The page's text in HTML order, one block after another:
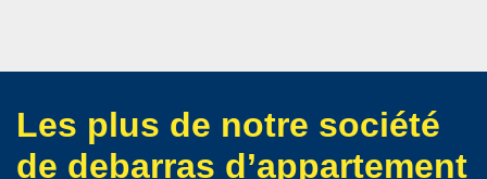
Les plus de notre société
de debarras d’appartement